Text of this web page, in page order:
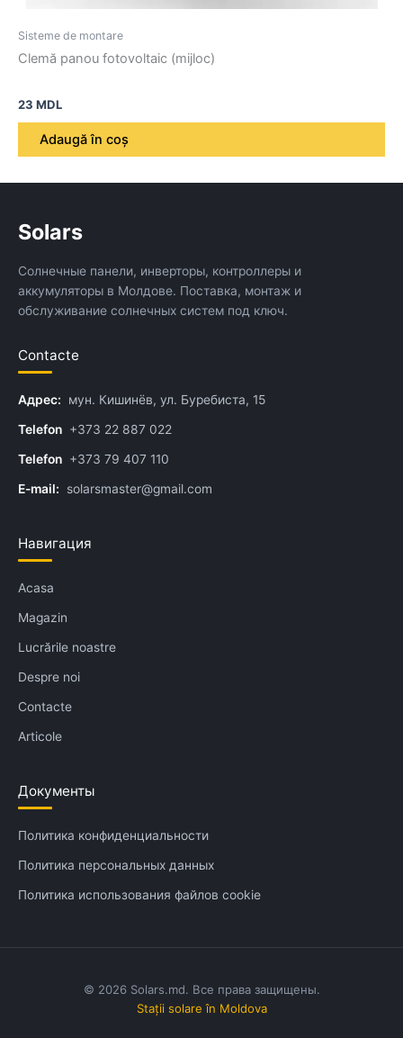
Sisteme de montare
Clemă panou fotovoltaic (mijloc)
23 MDL
Adaugă în coș
Solars
Солнечные панели, инверторы, контроллеры и
аккумуляторы в Молдове. Поставка, монтаж и
обслуживание солнечных систем под ключ.
Contacte
Адрес: мун. Кишинёв, ул. Буребиста, 15
Telefon +373 22 887 022
Telefon +373 79 407 110
E-mail: solarsmaster@gmail.com
Навигация
Acasa
Magazin
Lucrările noastre
Despre noi
Contacte
Articole
Документы
Политика конфиденциальности
Политика персональных данных
Политика использования файлов cookie
© 2026 Solars.md. Все права защищены.
Stații solare în Moldova